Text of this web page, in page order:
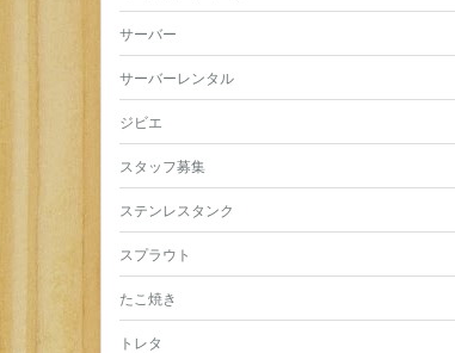
サーバー
サーバーレンタル
ジビエ
スタッフ募集
ステンレスタンク
スプラウト
たこ焼き
トレタ